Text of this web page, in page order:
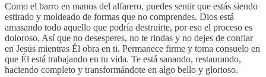
Como el barro en manos del alfarero, puedes sentir que estás siendo
estirado y moldeado de formas que no comprendes. Dios está
amasando todo aquello que podría destruirte, por eso el proceso es
doloroso. Así que no desesperes, no te rindas y no dejes de confiar
en Jesús mientras Él obra en ti. Permanece firme y toma consuelo en
que Él está trabajando en tu vida. Te está sanando, restaurando,
haciendo completo y transformándote en algo bello y glorioso.